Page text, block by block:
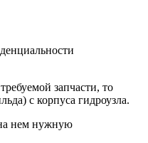
запчасти, то
с корпуса гидроузла.
нем нужную